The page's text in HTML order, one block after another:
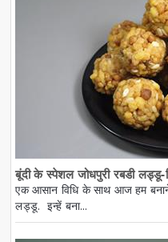
बूंदी के स्पेशल जोधपुरी रबडी
एक आसान विधि के साथ आज हम
लड्डू. इन्हें बना...